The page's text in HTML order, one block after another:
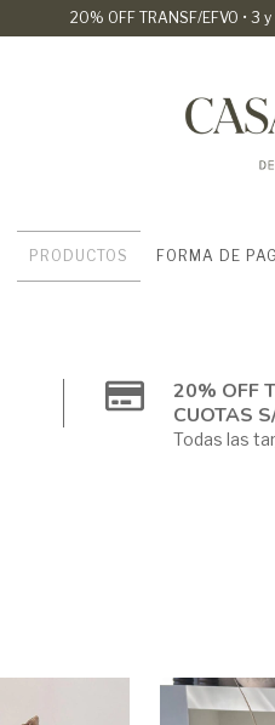
20% OFF TRANSF/EFVO • 3 y
PRODUCTOS FORMA DE
20% OFF
CUOTAS
Todas las